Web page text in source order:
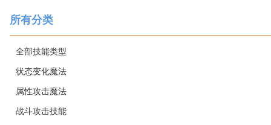
所有分类
全部技能类型
状态变化魔法
属性攻击魔法
战斗攻击技能